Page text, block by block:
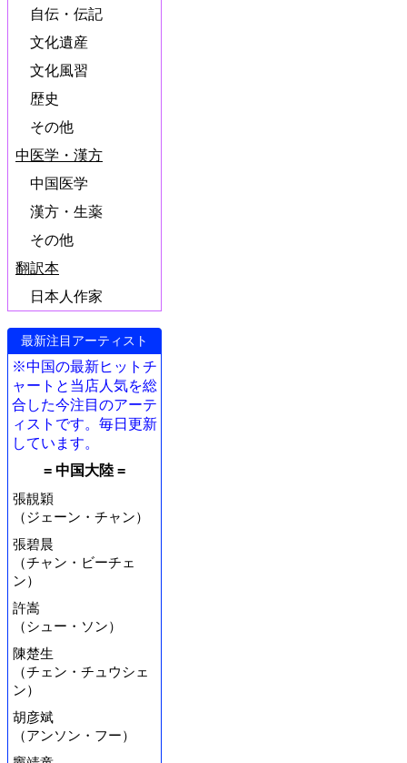
自伝・伝記
文化遺産
文化風習
歴史
その他
中医学・漢方
中国医学
漢方・生薬
その他
翻訳本
日本人作家
最新注目アーティスト
※中国の最新ヒットチ
ャートと当店人気を総
合した今注目のアーテ
ィストです。毎日更新
しています。
= 中国大陸 =
張靚穎
（ジェーン・チャン）
張碧晨
（チャン・ビーチェ
ン）
許嵩
（シュー・ソン）
陳楚生
（チェン・チュウシェ
ン）
胡彦斌
（アンソン・フー）